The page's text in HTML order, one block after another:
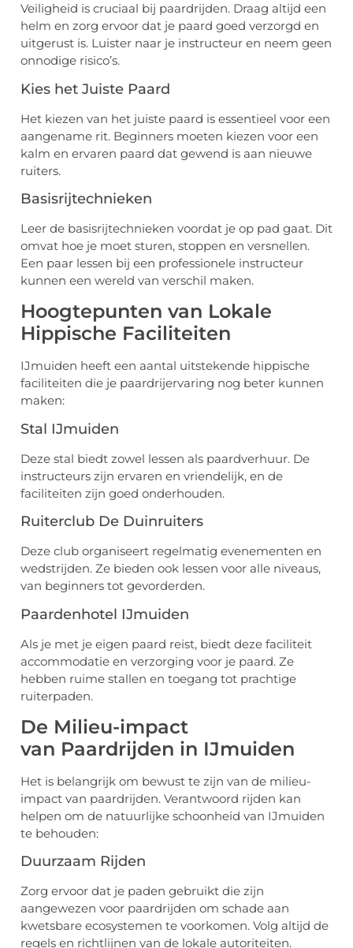
Veiligheid is cruciaal bij paardrijden. Draag altijd een
helm en zorg ervoor dat je paard goed verzorgd en
uitgerust is. Luister naar je instructeur en neem geen
onnodige risico’s.
Kies het Juiste Paard
Het kiezen van het juiste paard is essentieel voor een
aangename rit. Beginners moeten kiezen voor een
kalm en ervaren paard dat gewend is aan nieuwe
ruiters.
Basisrijtechnieken
Leer de basisrijtechnieken voordat je op pad gaat. Dit
omvat hoe je moet sturen, stoppen en versnellen.
Een paar lessen bij een professionele instructeur
kunnen een wereld van verschil maken.
Hoogtepunten van Lokale
Hippische Faciliteiten
IJmuiden heeft een aantal uitstekende hippische
faciliteiten die je paardrijervaring nog beter kunnen
maken:
Stal IJmuiden
Deze stal biedt zowel lessen als paardverhuur. De
instructeurs zijn ervaren en vriendelijk, en de
faciliteiten zijn goed onderhouden.
Ruiterclub De Duinruiters
Deze club organiseert regelmatig evenementen en
wedstrijden. Ze bieden ook lessen voor alle niveaus,
van beginners tot gevorderden.
Paardenhotel IJmuiden
Als je met je eigen paard reist, biedt deze faciliteit
accommodatie en verzorging voor je paard. Ze
hebben ruime stallen en toegang tot prachtige
ruiterpaden.
De Milieu-impact
van Paardrijden in IJmuiden
Het is belangrijk om bewust te zijn van de milieu-
impact van paardrijden. Verantwoord rijden kan
helpen om de natuurlijke schoonheid van IJmuiden
te behouden:
Duurzaam Rijden
Zorg ervoor dat je paden gebruikt die zijn
aangewezen voor paardrijden om schade aan
kwetsbare ecosystemen te voorkomen. Volg altijd de
regels en richtlijnen van de lokale autoriteiten.